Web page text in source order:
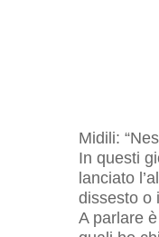
Midili:
In questi
lanciato
dissesto o
A parlare